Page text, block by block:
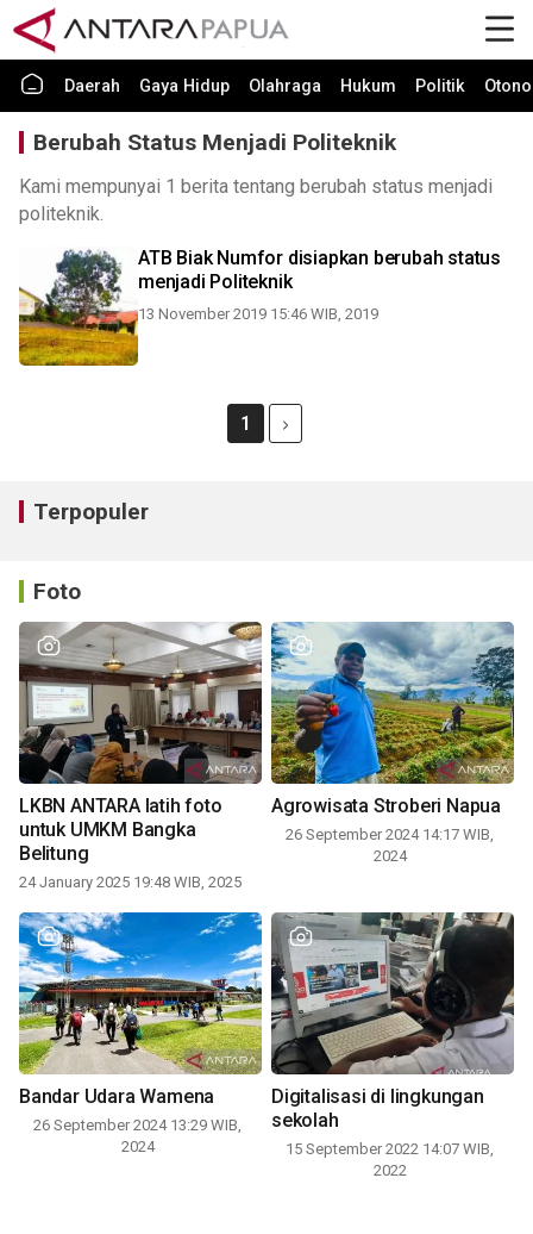
Daerah Gaya Hidup Olahraga Hukum Politik
Berubah Status Menjadi Politeknik
Kami mempunyai 1 berita tentang berubah status menjadi
politeknik.
ATB Biak Numfor disiapkan berubah status
menjadi Politeknik
13 November 2019 15:46 WIB, 2019
1
Terpopuler
Foto
LKBN ANTARA latih foto
untuk UMKM Bangka
Belitung
24 January 2025 19:48 WIB, 2025
Agrowisata Stroberi Napua
26 September 2024 14:17 WIB,
2024
Bandar Udara Wamena
26 September 2024 13:29 WIB,
2024
Digitalisasi di lingkungan
sekolah
15 September 2022 14:07 WIB,
2022